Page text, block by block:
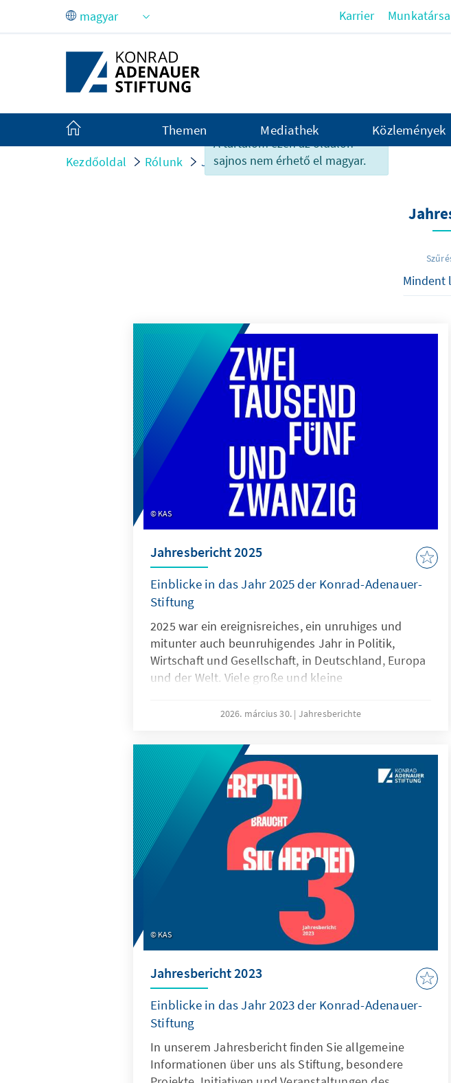
Ugrás a fő tartalomhoz
A tartalom ezen az oldalon
sajnos nem érhető el magyar.
Karrier
Themen Mediathek Közlemények
Kezdőoldal Rólunk Jahresberichte
KAS
Jahresbericht 2025
Einblicke in das Jahr 2025 der Konrad-Adenauer-
Stiftung
2025 war ein ereignisreiches, ein unruhiges und
mitunter auch beunruhigendes Jahr in Politik,
Wirtschaft und Gesellschaft, in Deutschland, Europa
und der Welt. Viele große und kleine
Adenauer-Stiftung im vergangenen Jahr maßgeblich
Neue, bislang unbekannte Aufgaben werden zudem
auf die Tagesordnung drängen, denen wir unsere
Aufmerksamkeit widmen werden.
2026. március 30. Jahresberichte
KAS
Jahresbericht 2023
Einblicke in das Jahr 2023 der Konrad-Adenauer-
Stiftung
In unserem Jahresbericht finden Sie allgemeine
Informationen über uns als Stiftung, besondere